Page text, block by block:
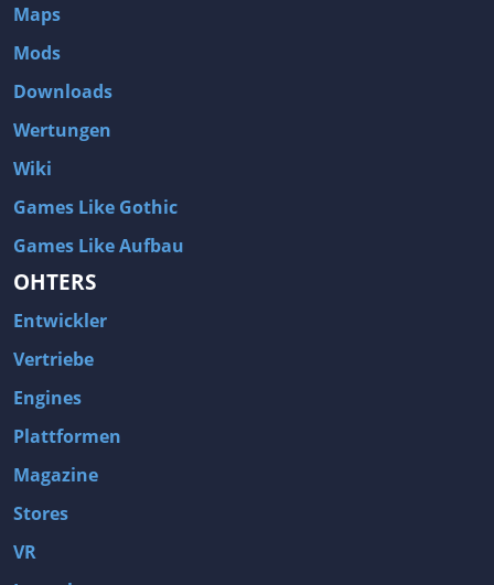
Maps
Mods
Downloads
Wertungen
Wiki
Games Like Gothic
Games Like Aufbau
OHTERS
Entwickler
Vertriebe
Engines
Plattformen
Magazine
Stores
VR